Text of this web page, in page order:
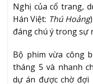
Nghị của cổ trang,
Hán Việt: Thú Hoảng
đáng chú ý trong sự
Bộ phim vừa công
tháng 5 và nhanh
dự án được chờ đợi